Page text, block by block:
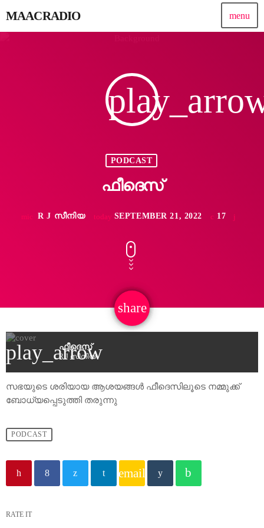
MAACRADIO menu
PODCAST
ഫീദെസ്
mic R J സീനിയ today SEPTEMBER 21, 2022 17
share
email
play_arrow
ഫീദെസ്
R J സീനിയ
സഭയുടെ ശരിയായ ആശയങ്ങൾ ഫീദെസിലൂടെ നമ്മുക്ക്
ബോധ്യപ്പെടുത്തി തരുന്നു
PODCAST
email
RATE IT